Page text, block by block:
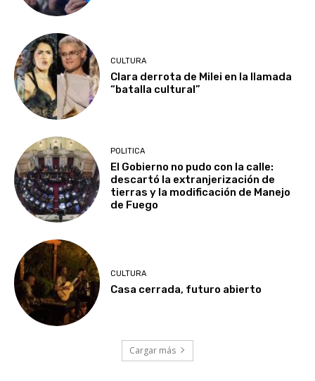
CULTURA
Clara derrota de Milei en la llamada
“batalla cultural”
POLITICA
El Gobierno no pudo con la calle:
descartó la extranjerización de
tierras y la modificación de Manejo
de Fuego
CULTURA
Casa cerrada, futuro abierto
Cargar más